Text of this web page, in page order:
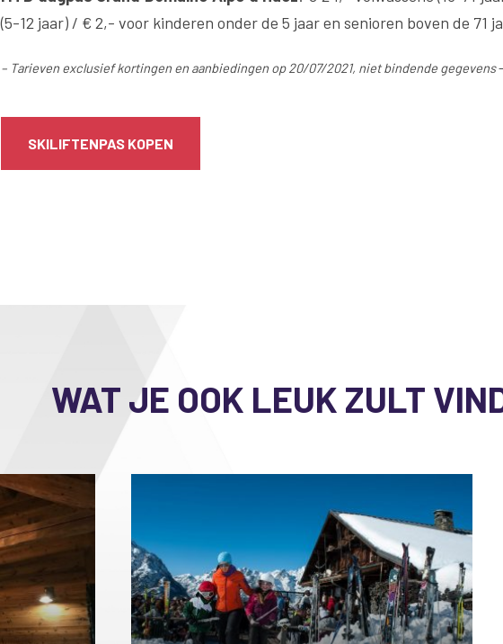
(5-12 jaar) / € 2,- voor kinderen onder de 5 jaar en senioren boven de 71
– Tarieven exclusief kortingen en aanbiedingen op 20/07/2021, niet bindende gegevens–
SKILIFTENPAS KOPEN
WAT JE OOK LEUK ZULT